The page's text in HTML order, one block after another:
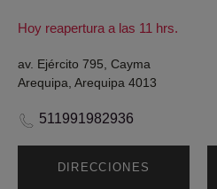
Hoy reapertura a las 11 hrs.
av. Ejército 795, Cayma
Arequipa, Arequipa 4013
511991982936
DIRECCIONES